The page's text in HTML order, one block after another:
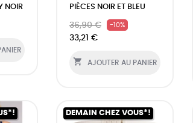
NOIR
PIÈCES NOIR ET BLEU
36,90 € -10%
33,21 €
 AJOUTER AU PANIER
DEMAIN CHEZ VOUS*!